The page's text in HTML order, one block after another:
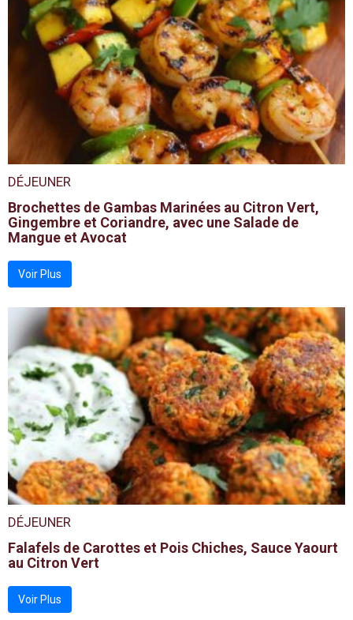
DÉJEUNER
Brochettes de Gambas Marinées au Citron Vert,
Gingembre et Coriandre, avec une Salade de
Mangue et Avocat
Voir Plus
DÉJEUNER
Falafels de Carottes et Pois Chiches, Sauce Yaourt
au Citron Vert
Voir Plus